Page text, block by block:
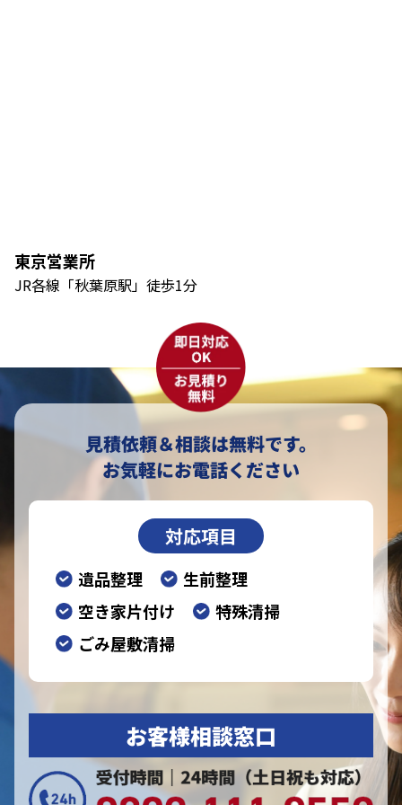
東京営業所
JR各線「秋葉原駅」徒歩1分
見積依頼＆相談は無料です。
お気軽にお電話ください
対応項目
遺品整理
生前整理
空き家片付け
特殊清掃
ごみ屋敷清掃
お客様相談窓口